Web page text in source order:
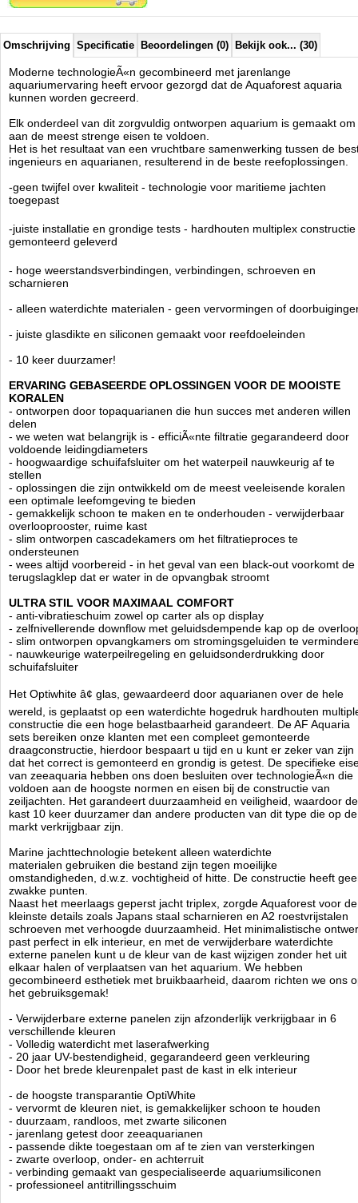
- oplossingen die zijn ontwikkeld om de meest veeleisende koralen
een optimale leefomgeving te bieden
- gemakkelijk schoon te maken en te onderhouden - verwijderbaar
overlooprooster, ruime kast
- slim ontworpen cascadekamers om het filtratieproces te
ondersteunen
- wees altijd voorbereid - in het geval van een black-out voorkomt de
terugslagklep dat er water in de opvangbak stroomt
ULTRA STIL VOOR MAXIMAAL COMFORT
- anti-vibratieschuim zowel op carter als op display
- zelfnivellerende downflow met geluidsdempende kap op de overloop
- slim ontworpen opvangkamers om stromingsgeluiden te verminderen
schuifafsluiter
wereld, is geplaatst op een waterdichte hogedruk hardhouten multiplex
constructie die een hoge belastbaarheid garandeert. De AF Aquaria
draagconstructie, hierdoor bespaart u tijd en u kunt er zeker van zijn
dat het correct is gemonteerd en grondig is getest. De specifieke eisen
voldoen aan de hoogste normen en eisen bij de constructie van
kast 10 keer duurzamer dan andere producten van dit type die op de
materialen gebruiken die bestand zijn tegen moeilijke
omstandigheden, d.w.z. vochtigheid of hitte. De constructie heeft geen
zwakke punten.
Naast het meerlaags geperst jacht triplex, zorgde Aquaforest voor de
kleinste details zoals Japans staal scharnieren en A2 roestvrijstalen
schroeven met verhoogde duurzaamheid. Het minimalistische ontwerp
past perfect in elk interieur, en met de verwijderbare waterdichte
externe panelen kunt u de kleur van de kast wijzigen zonder het uit
elkaar halen of verplaatsen van het aquarium. We hebben
gecombineerd esthetiek met bruikbaarheid, daarom richten we ons op
het gebruiksgemak!
- Verwijderbare externe panelen zijn afzonderlijk verkrijgbaar in 6
verschillende kleuren
- Volledig waterdicht met laserafwerking
- 20 jaar UV-bestendigheid, gegarandeerd geen verkleuring
- de hoogste transparantie OptiWhite
- vervormt de kleuren niet, is gemakkelijker schoon te houden
- duurzaam, randloos, met zwarte siliconen
- jarenlang getest door zeeaquarianen
- passende dikte toegestaan om af te zien van versterkingen
- verbinding gemaakt van gespecialiseerde aquariumsiliconen
- professioneel antitrillingsschuim
- duurzaam PVC-opvangbak met speciale hydraulica
- hoog systeemvermogen gegarandeerd door geschikte buisdiameters
- cascadekamers met filtersokken (vervangbaar met AF-
mediareactoren)
- snelle installatie van loodgieterswerk, geen lijmen nodig!
- noodpijp (revisie) en kwaliteitsafsluiter voor nauwkeurige afstelling
- zelfnivellerende, stille downflow
- afneembaar, eenvoudig te reinigen overlooprooster
- leidingen voor 2 retourpompen in twee grootste AF OceanGuard sets
- 10 keer duurzamer dan andere kasten
- constructie van waterdicht multiplex onder hoge druk, zwelt niet,
neemt geen water op, niet
vervormen
- hoge kast en laag carter bieden voldoende ruimte
- scharnieren gemaakt van Japans roestvrij staal van de hoogste
kwaliteit (bestand tegen zout en chemicaliÃÂ«n)
- minimalistisch ontwerp
- gemonteerd door Aquaforest, garantie voor correcte montage en
veiligheid
van de kast zonder het aquarium te verplaatsen of uit elkaar halen van
de kast)
- externe panelen met laserafwerking bieden 20 jaar lange UV-
bestendigheid, geen vervaging gegarandeerd!
- handige plank (in hoogte verstelbaar) en plaats voor een koelkast
- speciaal schuim om trillingen te elimineren
- ruisonderdrukkende afdekking op de overloop
- Inclusief hoge kwaliteit filtersokken
- volledige beschikbaarheid van speciale apparatuur
- geruisloze waterstroom gegarandeerd
- materialen van de hoogste kwaliteit en moderne technologie
Omschrijving Specificatie Beoordelingen (0) Bekijk ook... (30)
Moderne technologieÃ«n gecombineerd met jarenlange
aquariumervaring heeft ervoor gezorgd dat de Aquaforest aquaria
kunnen worden gecreerd.
Elk onderdeel van dit zorgvuldig ontworpen aquarium is gemaakt om
aan de meest strenge eisen te voldoen.
Het is het resultaat van een vruchtbare samenwerking tussen de
ingenieurs en aquarianen, resulterend in de beste reefoplossingen.
-geen twijfel over kwaliteit - technologie voor maritieme jachten
toegepast
-juiste installatie en grondige tests - hardhouten multiplex constructie
gemonteerd geleverd
- hoge weerstandsverbindingen, verbindingen, schroeven en
scharnieren
- alleen waterdichte materialen - geen vervormingen of
- juiste glasdikte en siliconen gemaakt voor reefdoeleinden
- 10 keer duurzamer!
ERVARING GEBASEERDE OPLOSSINGEN VOOR DE MOOISTE
KORALEN
- ontworpen door topaquarianen die hun succes met anderen willen
delen
- we weten wat belangrijk is - efficiÃ«nte filtratie gegarandeerd door
voldoende leidingdiameters
- hoogwaardige schuifafsluiter om het waterpeil nauwkeurig af te
stellen
- oplossingen die zijn ontwikkeld om de meest veeleisende koralen
een optimale leefomgeving te bieden
- gemakkelijk schoon te maken en te onderhouden - verwijderbaar
overlooprooster, ruime kast
- slim ontworpen cascadekamers om het filtratieproces te
ondersteunen
- wees altijd voorbereid - in het geval van een black-out voorkomt de
terugslagklep dat er water in de opvangbak stroomt
ULTRA STIL VOOR MAXIMAAL COMFORT
- anti-vibratieschuim zowel op carter als op display
- zelfnivellerende downflow met geluidsdempende kap op de
- slim ontworpen opvangkamers om stromingsgeluiden te
- nauwkeurige waterpeilregeling en geluidsonderdrukking door
schuifafsluiter
Het Optiwhite â¢ glas, gewaardeerd door aquarianen over de hele
wereld, is geplaatst op een waterdichte hogedruk hardhouten
constructie die een hoge belastbaarheid garandeert. De AF Aquaria
sets bereiken onze klanten met een compleet gemonteerde
draagconstructie, hierdoor bespaart u tijd en u kunt er zeker van zijn
dat het correct is gemonteerd en grondig is getest. De specifieke
van zeeaquaria hebben ons doen besluiten over technologieÃ«n die
voldoen aan de hoogste normen en eisen bij de constructie van
zeiljachten. Het garandeert duurzaamheid en veiligheid, waardoor de
kast 10 keer duurzamer dan andere producten van dit type die op de
markt verkrijgbaar zijn.
Marine jachttechnologie betekent alleen waterdichte
materialen gebruiken die bestand zijn tegen moeilijke
omstandigheden, d.w.z. vochtigheid of hitte. De constructie heeft
zwakke punten.
Naast het meerlaags geperst jacht triplex, zorgde Aquaforest voor de
kleinste details zoals Japans staal scharnieren en A2 roestvrijstalen
schroeven met verhoogde duurzaamheid. Het minimalistische
past perfect in elk interieur, en met de verwijderbare waterdichte
externe panelen kunt u de kleur van de kast wijzigen zonder het uit
elkaar halen of verplaatsen van het aquarium. We hebben
gecombineerd esthetiek met bruikbaarheid, daarom richten we ons
het gebruiksgemak!
- Verwijderbare externe panelen zijn afzonderlijk verkrijgbaar in 6
verschillende kleuren
- Volledig waterdicht met laserafwerking
- 20 jaar UV-bestendigheid, gegarandeerd geen verkleuring
- Door het brede kleurenpalet past de kast in elk interieur
- de hoogste transparantie OptiWhite
- vervormt de kleuren niet, is gemakkelijker schoon te houden
- duurzaam, randloos, met zwarte siliconen
- jarenlang getest door zeeaquarianen
- passende dikte toegestaan om af te zien van versterkingen
- zwarte overloop, onder- en achterruit
- verbinding gemaakt van gespecialiseerde aquariumsiliconen
- professioneel antitrillingsschuim